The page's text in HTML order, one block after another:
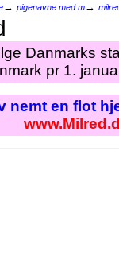
→ pigenavne med m→
Danmarks
pr 1.
nemt en flot